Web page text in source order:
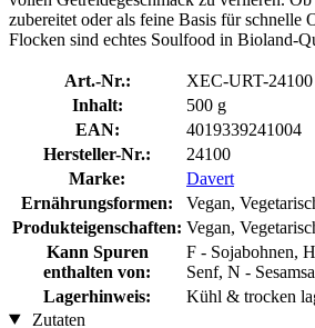
zubereitet oder als feine Basis für schnelle
Flocken sind echtes Soulfood in Bioland-
Art.-Nr.:
XEC-URT-24100
Inhalt:
500 g
EAN:
4019339241004
Hersteller-Nr.:
24100
Marke:
Davert
Ernährungsformen:
Vegan,
Produkteigenschaften: Vegan,
Kann Spuren
enthalten von:
F - Sojabohnen,
Senf, N -
Lagerhinweis:
Kühl & trocken
Zutaten